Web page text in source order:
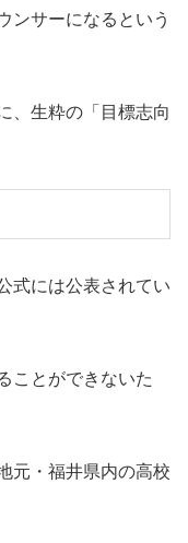
ンサーになるという
、生粋の「目標志向
式には公表されてい
ことができないた
元・福井県内の高校